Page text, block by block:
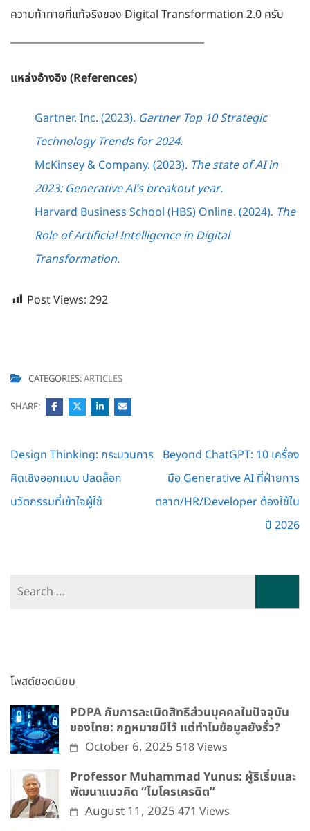
ความท้าทายที่แท้จริงของ Digital Transformation 2.0 ครับ
แหล่งอ้างอิง (References)
Gartner, Inc. (2023). Gartner Top 10 Strategic
Technology Trends for 2024.
McKinsey & Company. (2023). The state of AI in
2023: Generative AI’s breakout year.
Harvard Business School (HBS) Online. (2024). The
Role of Artificial Intelligence in Digital
Transformation.
Post Views: 292
CATEGORIES:ARTICLES
SHARE:
Post
navigation
Design Thinking: กระบวนการ
คิดเชิงออกแบบ ปลดล็อก
นวัตกรรมที่เข้าใจผู้ใช้
Beyond ChatGPT: 10 เครื่อง
มือ Generative AI ที่ฝ่ายการ
ตลาด/HR/Developer ต้องใช้ใน
ปี 2026
โพสต์ยอดนิยม
PDPA กับการละเมิดสิทธิส่วนบุคคลในปัจจุบัน
ของไทย: กฎหมายมีไว้ แต่ทำไมข้อมูลยังรั่ว?
October 6, 2025 518 Views
Professor Muhammad Yunus: ผู้ริเริ่มและ
พัฒนาแนวคิด “ไมโครเครดิต”
August 11, 2025 471 Views